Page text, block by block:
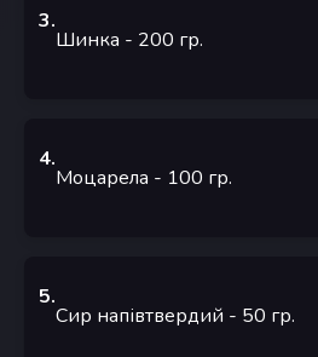
3.
Шинка - 200 гр.
4.
Моцарела - 100 гр.
5.
Сир напівтвердий - 50 гр.